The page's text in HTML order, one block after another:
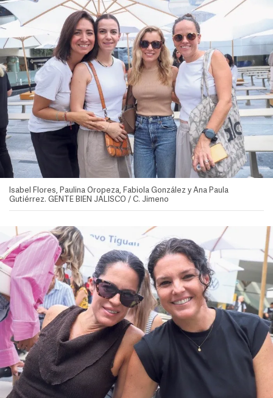
Isabel Flores, Paulina Oropeza, Fabiola González y Ana Paula
Gutiérrez. GENTE BIEN JALISCO / C. Jimeno